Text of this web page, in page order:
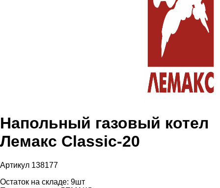
Напольный газовый котел
Лемакс Classic-20
Артикул 138177
Остаток на складе: 9шт